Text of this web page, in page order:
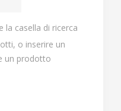
la casella di ricerca
o inserire un
un prodotto